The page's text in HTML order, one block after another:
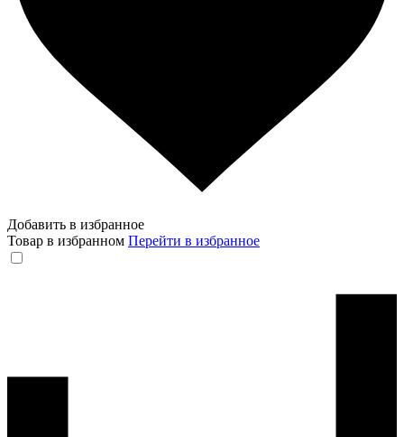
Добавить в избранное
Товар в избранном Перейти в избранное